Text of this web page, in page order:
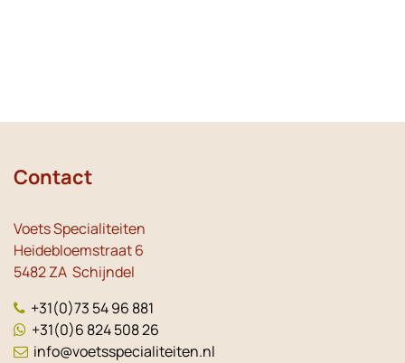
Contact
Voets Specialiteiten
Heidebloemstraat 6
5482 ZA Schijndel
+31(0)73 54 96 881
+31(0)6 824 508 26
info@voetsspecialiteiten.nl